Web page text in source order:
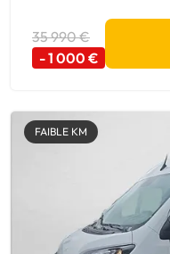
35 990 €
- 1 000 €
FAIBLE KM